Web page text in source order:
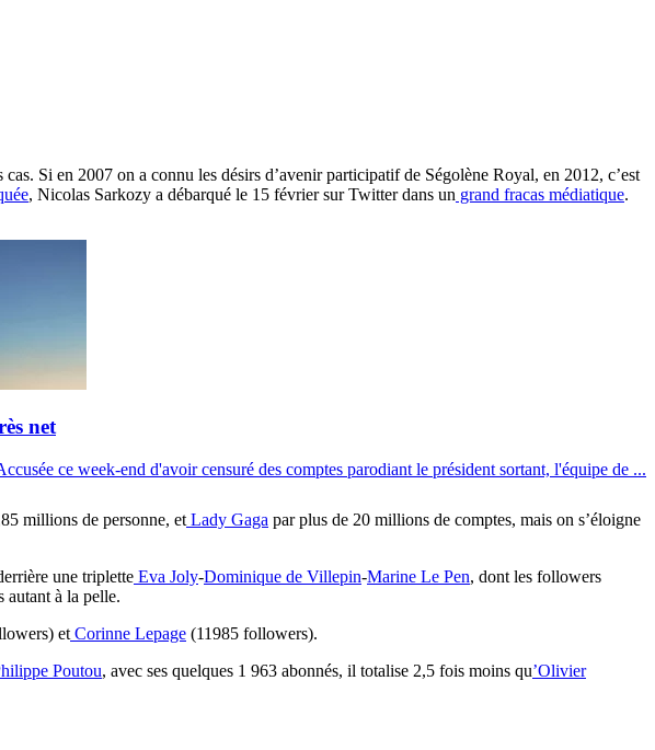
Si en 2007 on a connu les désirs d’avenir participatif de Ségolène Royal, en 2012, c’est
, Nicolas Sarkozy a débarqué le 15 février sur Twitter dans un grand fracas médiatique.
net
ce week-end d'avoir censuré des comptes parodiant le président sortant, l'équipe de ...
millions de personne, et Lady Gaga par plus de 20 millions de comptes, mais on s’éloigne
une triplette Eva Joly-Dominique de Villepin-Marine Le Pen, dont les followers
autant à la pelle.
et Corinne Lepage (11985 followers).
Poutou, avec ses quelques 1 963 abonnés, il totalise 2,5 fois moins qu’Olivier